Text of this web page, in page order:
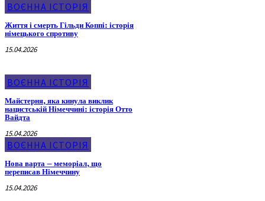
ВОЄННА ІСТОРІЯ
Життя і смерть Гільди Коппі: історія
німецького спротиву
15.04.2026
ВОЄННА ІСТОРІЯ
Майстерня, яка кинула виклик
нацистській Німеччині: історія Отто
Вайдта
15.04.2026
ВОЄННА ІСТОРІЯ
Нова варта – меморіал, що
переписав Німеччину
15.04.2026